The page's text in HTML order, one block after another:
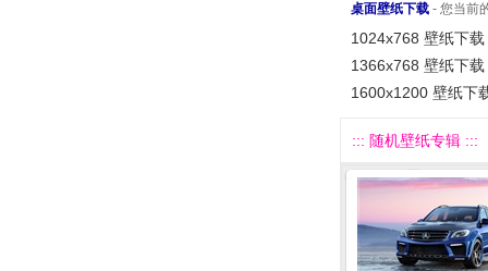
桌面壁纸下载 - 您当前
1024x768 壁纸下载
1366x768 壁纸下载
1600x1200 壁纸下
::: 随机壁纸专辑 :::